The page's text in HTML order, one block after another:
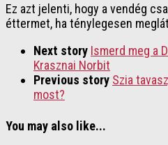
Ez azt jelenti, hogy a vendég
éttermet, ha ténylegesen
Next story Ismerd meg a
Krasznai Norbit
Previous story Szia
most?
You may also like...